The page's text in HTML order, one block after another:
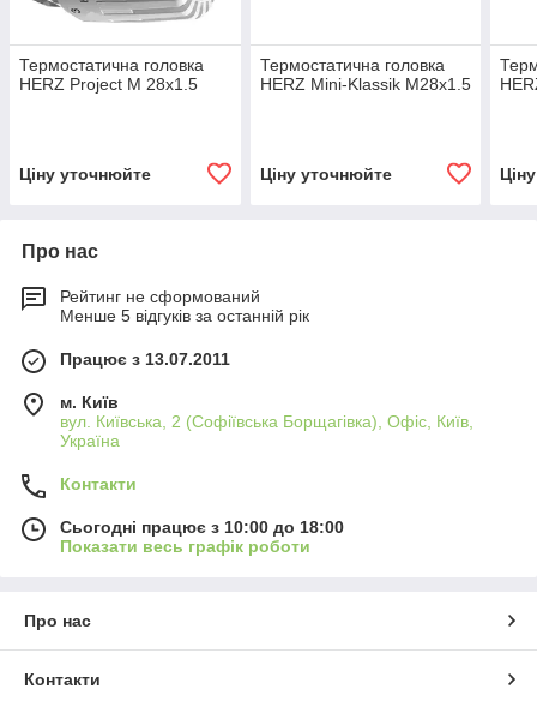
Термостатична головка
HERZ Project М 28x1.5
Ціну уточнюйте
Термостатична головка
HERZ Mini-Klassik М28x1.5
Ціну уточнюйте
Про нас
Рейтинг не сформований
Менше 5 відгуків за останній рік
Працює з 13.07.2011
м. Київ
вул. Київська, 2 (Софіївська Борщагівка), Офіс, Київ,
Україна
Контакти
Сьогодні працює з 10:00 до 18:00
Показати весь графік роботи
Про нас
Контакти